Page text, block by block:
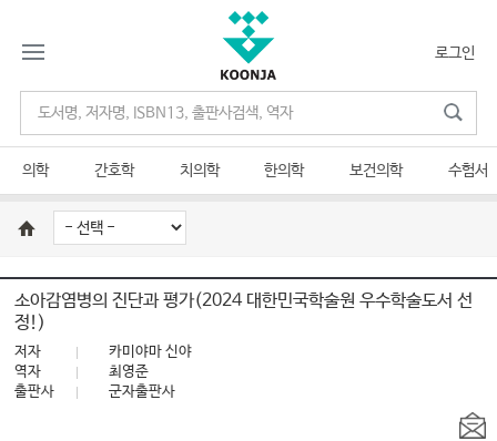
로그인
의학 간호학 치의학 한의학 보건의학 수험서
소아감염병의 진단과 평가(2024 대한민국학술원 우수학술도서 선
정!)
저자
카미야마 신야
역자
최영준
출판사
군자출판사